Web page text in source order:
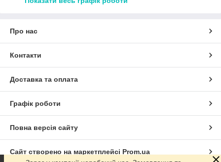
Про нас
Контакти
Доставка та оплата
Графік роботи
Повна версія сайту
Сайт створено на маркетплейсі Prom.ua